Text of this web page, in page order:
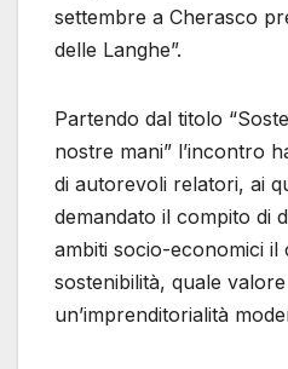
settembre a Cherasco
delle Langhe”.
Partendo dal titolo
nostre mani” l’incontro
di autorevoli relatori, ai
demandato il compito di
ambiti socio-economici il
sostenibilità, quale
un’imprenditorialità